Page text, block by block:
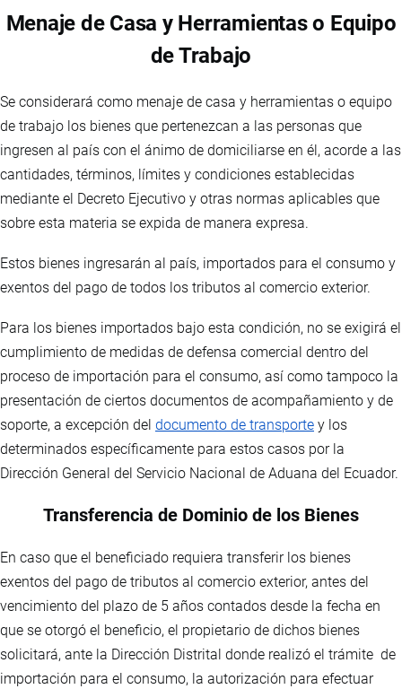
Menaje de Casa y Herramientas o Equipo
de Trabajo
Se considerará como menaje de casa y herramientas o equipo
de trabajo los bienes que pertenezcan a las personas que
ingresen al país con el ánimo de domiciliarse en él, acorde a las
cantidades, términos, límites y condiciones establecidas
mediante el Decreto Ejecutivo y otras normas aplicables que
sobre esta materia se expida de manera expresa.
Estos bienes ingresarán al país, importados para el consumo y
exentos del pago de todos los tributos al comercio exterior.
Para los bienes importados bajo esta condición, no se exigirá el
cumplimiento de medidas de defensa comercial dentro del
proceso de importación para el consumo, así como tampoco la
presentación de ciertos documentos de acompañamiento y de
soporte, a excepción del documento de transporte y los
determinados específicamente para estos casos por la
Dirección General del Servicio Nacional de Aduana del Ecuador.
Transferencia de Dominio de los Bienes
En caso que el beneficiado requiera transferir los bienes
exentos del pago de tributos al comercio exterior, antes del
vencimiento del plazo de 5 años contados desde la fecha en
que se otorgó el beneficio, el propietario de dichos bienes
solicitará, ante la Dirección Distrital donde realizó el trámite de
importación para el consumo, la autorización para efectuar